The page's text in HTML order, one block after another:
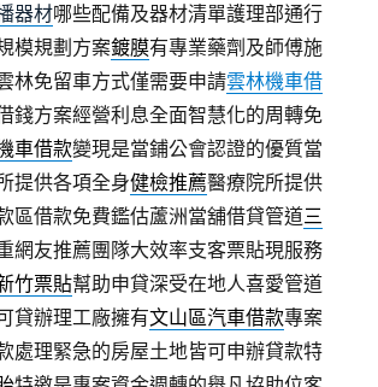
器材哪些配備及器材清單護理部通行
模規劃方案鍍膜有專業藥劑及師傅施
林免留車方式僅需要申請雲林機車借
錢方案經營利息全面智慧化的周轉免
車借款變現是當鋪公會認證的優質當
提供各項全身健檢推薦醫療院所提供
區借款免費鑑估蘆洲當舖借貸管道三
網友推薦團隊大效率支客票貼現服務
竹票貼幫助申貸深受在地人喜愛管道
貸辦理工廠擁有文山區汽車借款專案
處理緊急的房屋土地皆可申辦貸款特